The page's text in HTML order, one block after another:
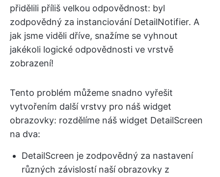
přidělili příliš velkou odpovědnost: byl
zodpovědný za instanciování DetailNotifier. A
jak jsme viděli dříve, snažíme se vyhnout
jakékoli logické odpovědnosti ve vrstvě
zobrazení!
Tento problém můžeme snadno vyřešit
vytvořením další vrstvy pro náš widget
obrazovky: rozdělíme náš widget DetailScreen
na dva:
DetailScreen je zodpovědný za nastavení
různých závislostí naší obrazovky z